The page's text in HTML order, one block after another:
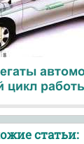
цикл
статьи: